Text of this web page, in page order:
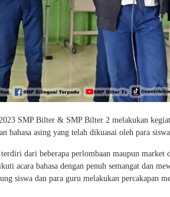
SMP Bilter & SMP Bilter 2 melakukan
bahasa asing yang telah dikuasai oleh para
dari beberapa perlombaan maupun
acara bahasa dengan penuh semangat dan
siswa dan para guru melakukan percakapan